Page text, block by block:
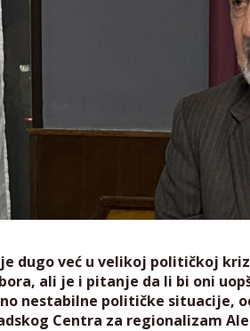
dugo već u velikoj političkoj
ali je i pitanje da li bi oni
nestabilne političke situacije,
Centra za regionalizam